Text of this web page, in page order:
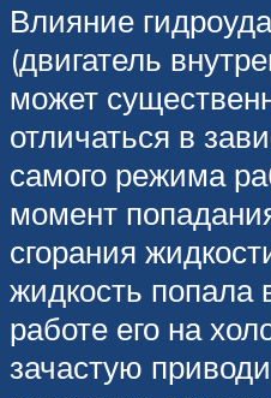
Влияние
(двигатель
может
отличаться в
самого режима
момент
сгорания
жидкость попала
работе его на
зачастую